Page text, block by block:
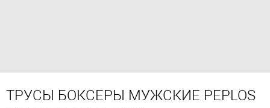
ТРУСЫ БОКСЕРЫ МУЖСКИЕ PEPLOS